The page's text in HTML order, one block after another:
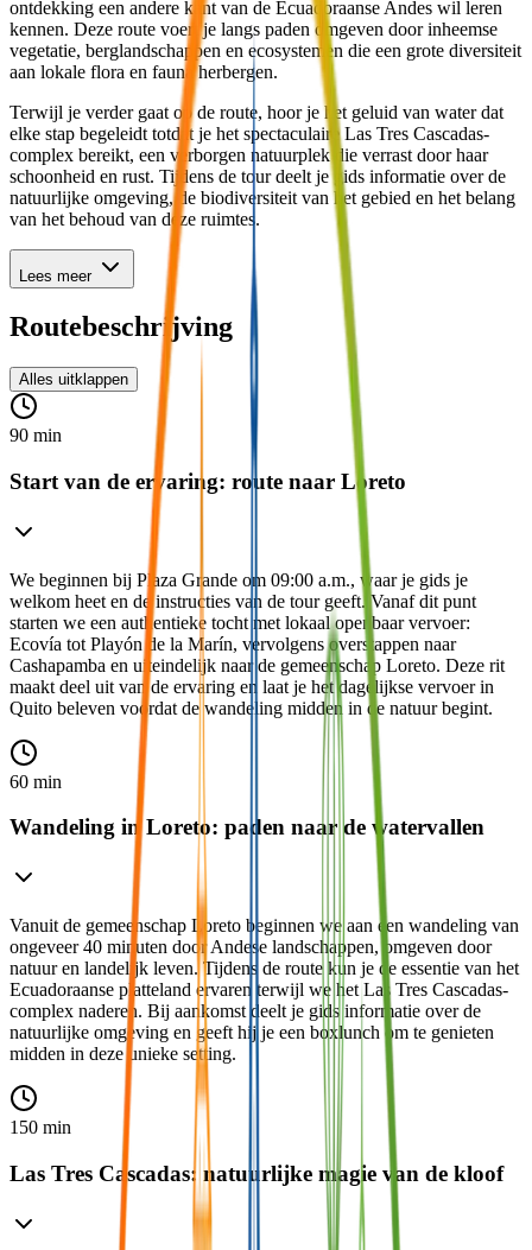
ontdekking een andere kant van de Ecuadoraanse Andes wil leren
kennen. Deze route voert je langs paden omgeven door inheemse
vegetatie, berglandschappen en ecosystemen die een grote diversiteit
aan lokale flora en fauna herbergen.
Terwijl je verder gaat op de route, hoor je het geluid van water dat
elke stap begeleidt totdat je het spectaculaire Las Tres Cascadas-
complex bereikt, een verborgen natuurplek die verrast door haar
schoonheid en rust. Tijdens de tour deelt je gids informatie over de
natuurlijke omgeving, de biodiversiteit van het gebied en het belang
van het behoud van deze ruimtes.
Lees meer
Routebeschrijving
Alles uitklappen
90 min
Start van de ervaring: route naar Loreto
We beginnen bij Plaza Grande om 09:00 a.m., waar je gids je
welkom heet en de instructies van de tour geeft. Vanaf dit punt
starten we een authentieke tocht met lokaal openbaar vervoer:
Ecovía tot Playón de la Marín, vervolgens overstappen naar
Cashapamba en uiteindelijk naar de gemeenschap Loreto. Deze rit
maakt deel uit van de ervaring en laat je het dagelijkse vervoer in
Quito beleven voordat de wandeling midden in de natuur begint.
60 min
Wandeling in Loreto: paden naar de watervallen
Vanuit de gemeenschap Loreto beginnen we aan een wandeling van
ongeveer 40 minuten door Andese landschappen, omgeven door
natuur en landelijk leven. Tijdens de route kun je de essentie van het
Ecuadoraanse platteland ervaren terwijl we het Las Tres Cascadas-
complex naderen. Bij aankomst deelt je gids informatie over de
natuurlijke omgeving en geeft hij je een boxlunch om te genieten
midden in deze unieke setting.
150 min
Las Tres Cascadas: natuurlijke magie van de kloof